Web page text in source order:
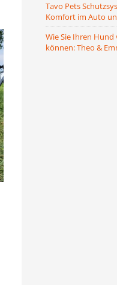
Tavo Pets
Komfort im Auto
Wie Sie Ihren Hund
können: Theo &